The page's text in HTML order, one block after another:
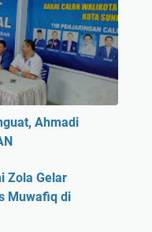
Ahmadi
Zola Gelar
Muwafiq di